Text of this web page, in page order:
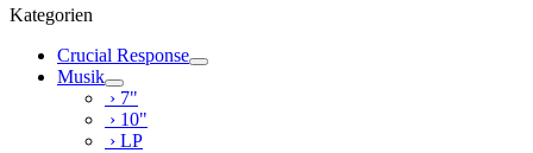
Kategorien
Crucial Response
Musik
› 7"
› 10"
› LP